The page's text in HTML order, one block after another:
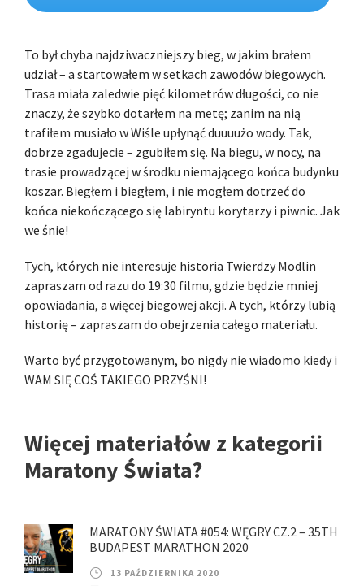
To był chyba najdziwaczniejszy bieg, w jakim brałem
udział – a startowałem w setkach zawodów biegowych.
Trasa miała zaledwie pięć kilometrów długości, co nie
znaczy, że szybko dotarłem na metę; zanim na nią
trafiłem musiało w Wiśle upłynąć duuuużo wody. Tak,
dobrze zgadujecie – zgubiłem się. Na biegu, w nocy, na
trasie prowadzącej w środku niemającego końca budynku
koszar. Biegłem i biegłem, i nie mogłem dotrzeć do
końca niekończącego się labiryntu korytarzy i piwnic. Jak
we śnie!
Tych, których nie interesuje historia Twierdzy Modlin
zapraszam od razu do 19:30 filmu, gdzie będzie mniej
opowiadania, a więcej biegowej akcji. A tych, którzy lubią
historię – zapraszam do obejrzenia całego materiału.
Warto być przygotowanym, bo nigdy nie wiadomo kiedy i
WAM SIĘ COŚ TAKIEGO PRZYŚNI!
Więcej materiałów z kategorii
Maratony Świata?
MARATONY ŚWIATA #054: WĘGRY CZ.2 – 35TH
BUDAPEST MARATHON 2020
13 PAŹDZIERNIKA 2020